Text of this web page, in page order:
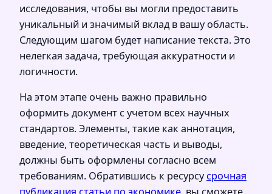
исследования, чтобы вы могли предоставить
уникальный и значимый вклад в вашу область.
Следующим шагом будет написание текста. Это
нелегкая задача, требующая аккуратности и
логичности.
На этом этапе очень важно правильно
оформить документ с учетом всех научных
стандартов. Элементы, такие как аннотация,
введение, теоретическая часть и выводы,
должны быть оформлены согласно всем
требованиям. Обратившись к ресурсусрочная